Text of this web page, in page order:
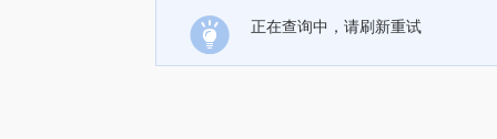
正在查询中，请刷新重试